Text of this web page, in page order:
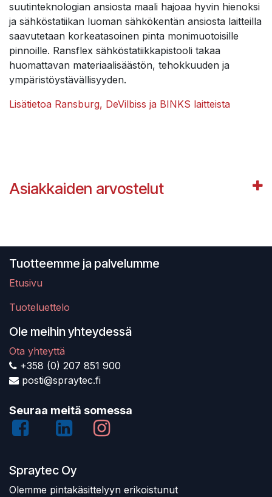
suutinteknologian ansiosta maali hajoaa hyvin hienoksi
ja sähköstatiikan luoman sähkökentän ansiosta laitteilla
saavutetaan korkeatasoinen pinta monimuotoisille
pinnoille. Ransflex sähköstatiikkapistooli takaa
huomattavan materiaalisäästön, tehokkuuden ja
ympäristöystävällisyyden.
Lisätietoa Ransburg, DeVilbiss ja BINKS laitteista
Asiakkaiden arvostelut
Tuotteemme ja palvelumme
Etusivu
Tuoteluettelo
Ole meihin yhteydessä
Ota yhteyttä
+358 (0) 207 851 900
posti@spraytec.fi
Seuraa meitä somessa
Spraytec Oy
Olemme pintakäsittelyyn erikoistunut